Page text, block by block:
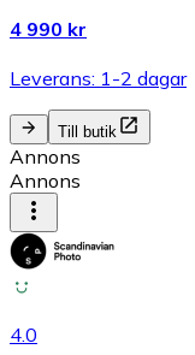
4 990 kr
Leverans: 1-2 dagar
Till butik
Annons
Annons
4.0